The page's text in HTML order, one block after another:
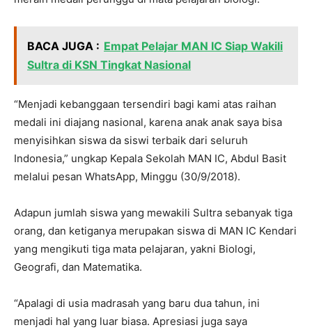
BACA JUGA : Empat Pelajar MAN IC Siap Wakili
Sultra di KSN Tingkat Nasional
“Menjadi kebanggaan tersendiri bagi kami atas raihan
medali ini diajang nasional, karena anak anak saya bisa
menyisihkan siswa da siswi terbaik dari seluruh
Indonesia,” ungkap Kepala Sekolah MAN IC, Abdul Basit
melalui pesan WhatsApp, Minggu (30/9/2018).
Adapun jumlah siswa yang mewakili Sultra sebanyak tiga
orang, dan ketiganya merupakan siswa di MAN IC Kendari
yang mengikuti tiga mata pelajaran, yakni Biologi,
Geografi, dan Matematika.
“Apalagi di usia madrasah yang baru dua tahun, ini
menjadi hal yang luar biasa. Apresiasi juga saya